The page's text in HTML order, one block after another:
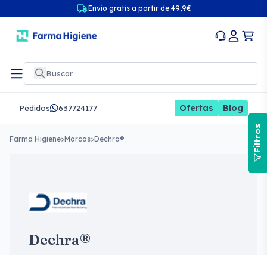
Envío gratis a partir de 49,9€
Pedidos 637724177 Ofertas Blog
Farma Higiene>Marcas>Dechra®
Dechra®
Filtros